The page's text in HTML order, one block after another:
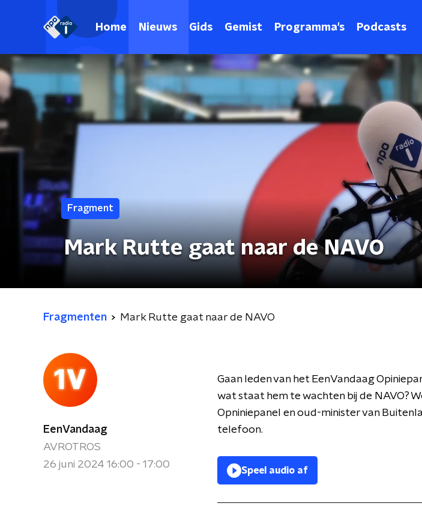
Home Nieuws Gids Gemist Programma's Podcasts
Fragment
Mark Rutte gaat naar de NAVO
Fragmenten Mark Rutte gaat naar de NAVO
EenVandaag
AVROTROS
26 juni 2024 16:00 - 17:00
Gaan leden van het EenVandaag
wat staat hem te wachten bij de NAVO?
Opniniepanel en oud-minister van
telefoon.
Speel audio af